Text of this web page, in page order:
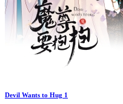
Devil Wants to Hug 1